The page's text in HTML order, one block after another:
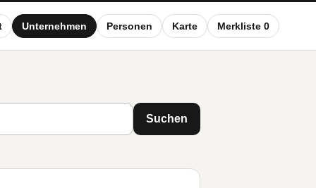
Unternehmen Personen Karte Merkliste 0
Suchen